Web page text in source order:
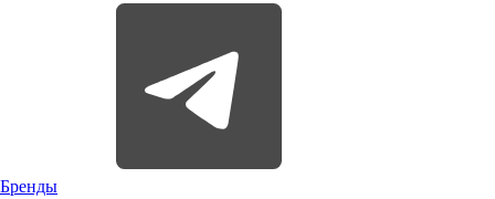
Бренды